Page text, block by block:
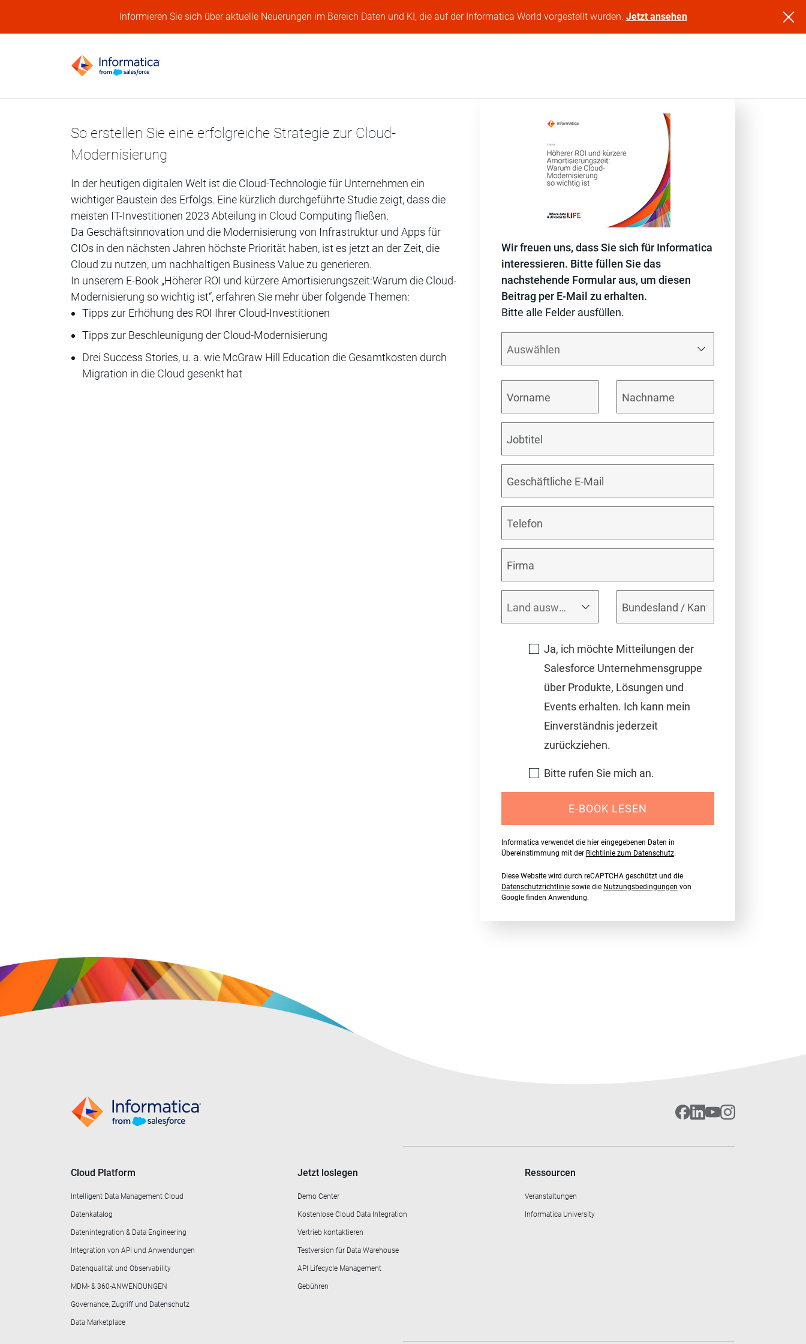
Informieren Sie sich über aktuelle Neuerungen im Bereich Daten und KI, die auf der Informatica World vorgestellt wurden. Jetzt ansehen
So erstellen Sie eine erfolgreiche Strategie zur Cloud-
Modernisierung
In der heutigen digitalen Welt ist die Cloud-Technologie für Unternehmen ein
wichtiger Baustein des Erfolgs. Eine kürzlich durchgeführte Studie zeigt, dass die
meisten IT-Investitionen 2023 Abteilung in Cloud Computing fließen.
Da Geschäftsinnovation und die Modernisierung von Infrastruktur und Apps für
CIOs in den nächsten Jahren höchste Priorität haben, ist es jetzt an der Zeit, die
Cloud zu nutzen, um nachhaltigen Business Value zu generieren.
In unserem E-Book „Höherer ROI und kürzere Amortisierungszeit:Warum die Cloud-
Modernisierung so wichtig ist“, erfahren Sie mehr über folgende Themen:
Tipps zur Erhöhung des ROI Ihrer Cloud-Investitionen
Tipps zur Beschleunigung der Cloud-Modernisierung
Drei Success Stories, u. a. wie McGraw Hill Education die Gesamtkosten durch
Migration in die Cloud gesenkt hat
Wir freuen uns, dass Sie sich für Informatica
interessieren. Bitte füllen Sie das
nachstehende Formular aus, um diesen
Beitrag per E-Mail zu erhalten.
Bitte alle Felder ausfüllen.
Ja, ich möchte Mitteilungen der
Salesforce Unternehmensgruppe
über Produkte, Lösungen und
Events erhalten. Ich kann mein
Einverständnis jederzeit
zurückziehen.
Bitte rufen Sie mich an.
E-BOOK LESEN
Informatica verwendet die hier eingegebenen Daten in
Übereinstimmung mit der Richtlinie zum Datenschutz.
Diese Website wird durch reCAPTCHA geschützt und die
Datenschutzrichtliniesowie die Nutzungsbedingungen von
Google finden Anwendung.
Cloud Platform
Intelligent Data Management Cloud
Datenkatalog
Datenintegration & Data Engineering
Integration von API und Anwendungen
Datenqualität und Observability
MDM- & 360-ANWENDUNGEN
Governance, Zugriff und Datenschutz
Data Marketplace
Jetzt loslegen
Demo Center
Kostenlose Cloud Data Integration
Vertrieb kontaktieren
Testversion für Data Warehouse
API Lifecycle Management
Gebühren
Ressourcen
Veranstaltungen
Informatica University